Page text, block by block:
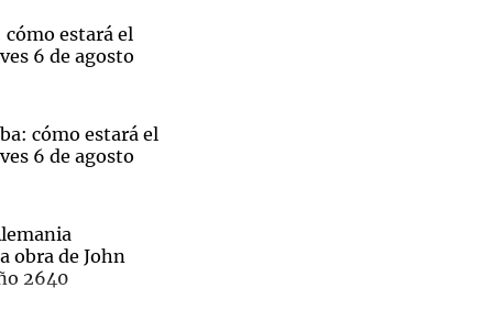
cómo estará el
6 de agosto
cómo estará el
6 de agosto
obra de John
2640